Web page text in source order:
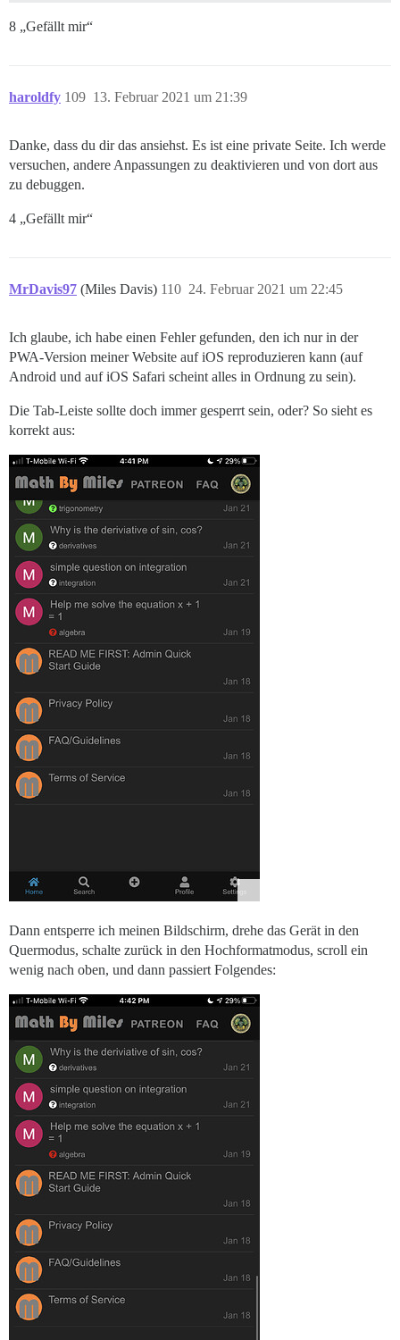
8 „Gefällt mir“
haroldfy 13. Februar 2021 um 21:39
109
Danke, dass du dir das ansiehst. Es ist eine private Seite. Ich werde
versuchen, andere Anpassungen zu deaktivieren und von dort aus
zu debuggen.
4 „Gefällt mir“
MrDavis97 (Miles Davis) 24. Februar 2021 um 22:45
110
Ich glaube, ich habe einen Fehler gefunden, den ich nur in der
PWA-Version meiner Website auf iOS reproduzieren kann (auf
Android und auf iOS Safari scheint alles in Ordnung zu sein).
Die Tab-Leiste sollte doch immer gesperrt sein, oder? So sieht es
korrekt aus:
Dann entsperre ich meinen Bildschirm, drehe das Gerät in den
Quermodus, schalte zurück in den Hochformatmodus, scroll ein
wenig nach oben, und dann passiert Folgendes: